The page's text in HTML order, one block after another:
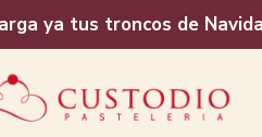
ya tus troncos de